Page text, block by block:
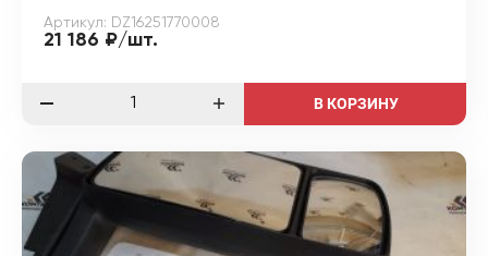
Артикул: DZ16251770008
21 186 ₽/шт.
В КОРЗИНУ